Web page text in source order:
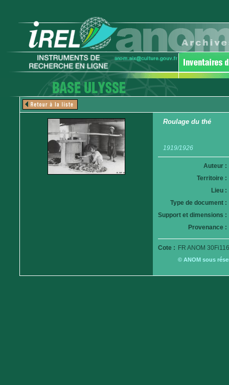
Roulage du thé
1919/1926
Auteur :
Territoire :
Lieu :
Type de document :
Support et dimensions :
Provenance :
Cote : FR ANOM
© ANOM sous